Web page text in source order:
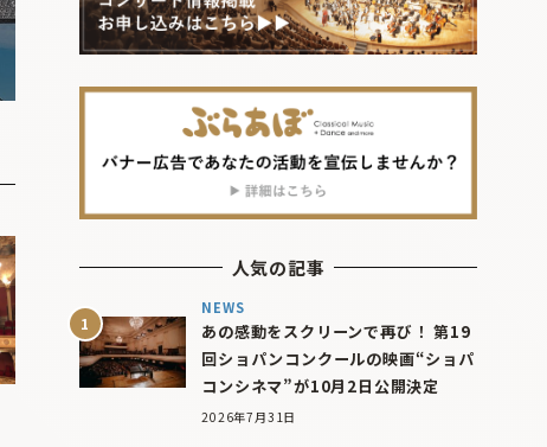
人気の記事
NEWS
あの感動をスクリーンで再び！ 第19
回ショパンコンクールの映画“ショパ
コンシネマ”が10月2日公開決定
2026年7月31日